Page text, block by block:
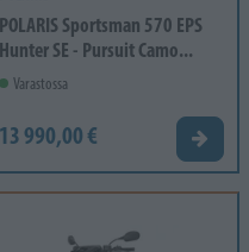
POLARIS Sportsman 570 EPS
Hunter SE - Pursuit Camo...
Varastossa
13 990,00 €